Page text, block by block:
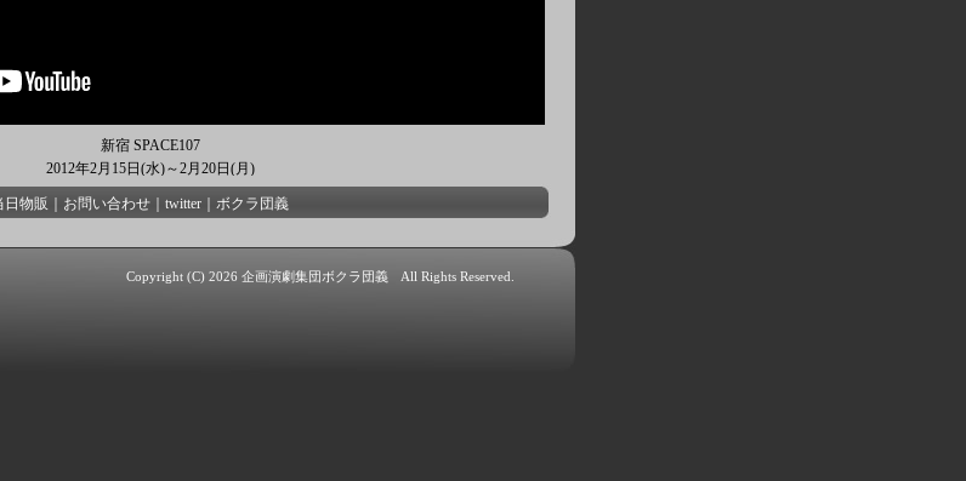
新宿 SPACE107
2012年2月15日(水)～2月20日(月)
日物販 お問い合わせ twitter ボクラ団義
Copyright (C) 2026 企画演劇集団ボクラ団義 All Rights Reserved.